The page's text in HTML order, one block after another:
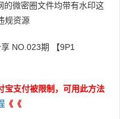
的微密圈文件均带有水印这
规资源
宝支付被限制，可用此方法
《《